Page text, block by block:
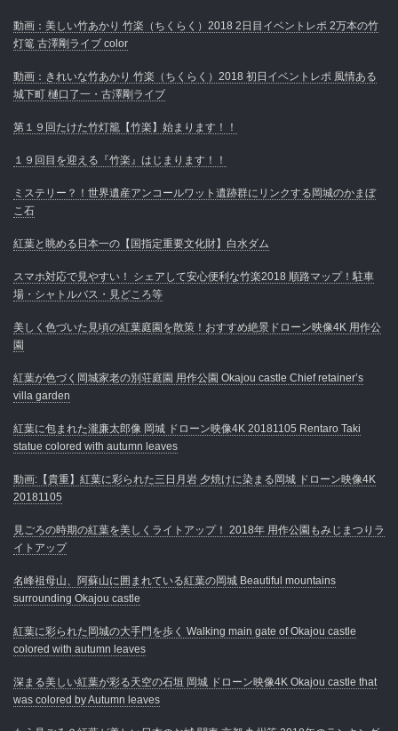
動画：美しい竹あかり 竹楽（ちくらく）2018 2日目イベントレポ 2万本の竹
灯篭 古澤剛ライブ color
動画：きれいな竹あかり 竹楽（ちくらく）2018 初日イベントレポ 風情ある
城下町 樋口了一・古澤剛ライブ
第１９回たけた竹灯籠【竹楽】始まります！！
１９回目を迎える『竹楽』はじまります！！
ミステリー？！世界遺産アンコールワット遺跡群にリンクする岡城のかまぼ
こ石
紅葉と眺める日本一の【国指定重要文化財】白水ダム
スマホ対応で見やすい！ シェアして安心便利な竹楽2018 順路マップ！駐車
場・シャトルバス・見どころ等
美しく色づいた見頃の紅葉庭園を散策！おすすめ絶景ドローン映像4K 用作公
園
紅葉が色づく岡城家老の別荘庭園 用作公園 Okajou castle Chief retainer’s
villa garden
紅葉に包まれた瀧廉太郎像 岡城 ドローン映像4K 20181105 Rentaro Taki
statue colored with autumn leaves
動画:【貴重】紅葉に彩られた三日月岩 夕焼けに染まる岡城 ドローン映像4K
20181105
見ごろの時期の紅葉を美しくライトアップ！ 2018年 用作公園もみじまつりラ
イトアップ
名峰祖母山、阿蘇山に囲まれている紅葉の岡城 Beautiful mountains
surrounding Okajou castle
紅葉に彩られた岡城の大手門を歩く Walking main gate of Okajou castle
colored with autumn leaves
深まる美しい紅葉が彩る天空の石垣 岡城 ドローン映像4K Okajou castle that
was colored by Autumn leaves